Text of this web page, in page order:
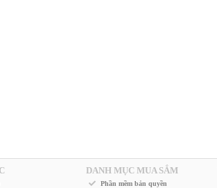
DANH MỤC MUA SẮM
Phần mềm bản quyền